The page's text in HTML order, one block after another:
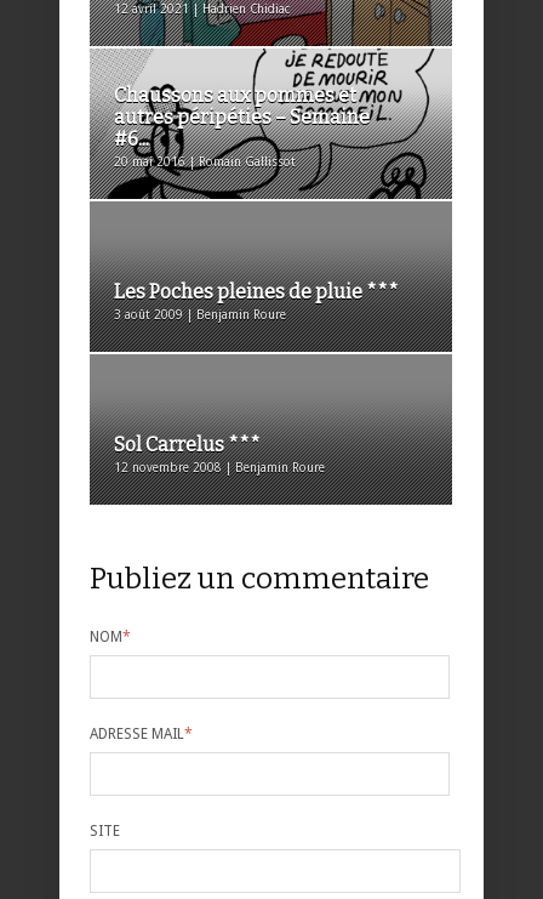
12 avril 2021 | Hadrien Chidiac
Chaussons aux pommes et
autres péripéties – Semaine
#6...
20 mai 2016 | Romain Gallissot
Les Poches pleines de pluie ***
3 août 2009 | Benjamin Roure
Sol Carrelus ***
12 novembre 2008 | Benjamin Roure
Publiez un commentaire
NOM*
ADRESSE MAIL*
SITE